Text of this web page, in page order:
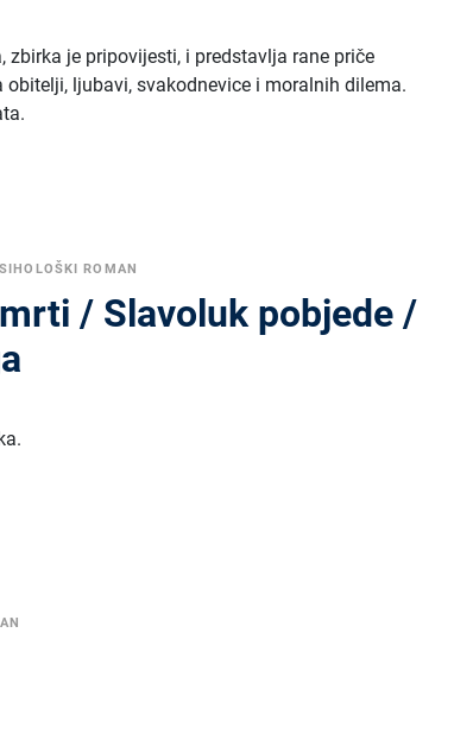
je pripovijesti, i predstavlja rane priče
ljubavi, svakodnevice i moralnih dilema.
ROMAN
/ Slavoluk pobjede /